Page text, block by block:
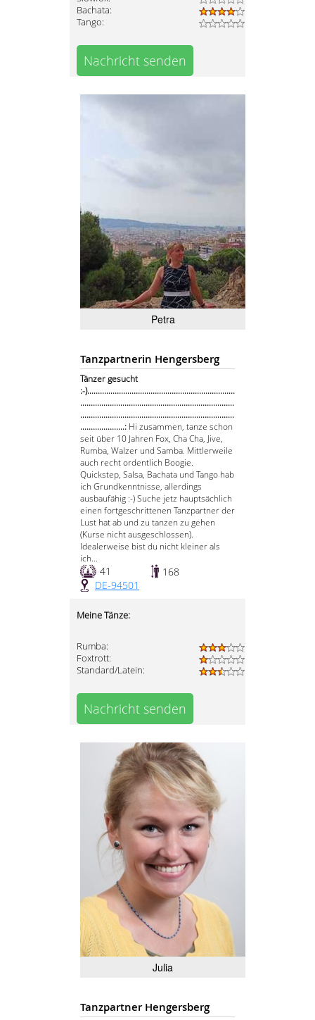
Bachata:
Tango:
Nachricht senden
Petra
Tanzpartnerin Hengersberg
Tänzer gesucht
:-)......................................................................
.........................................................................
.........................................................................
.....................: Hi zusammen, tanze schon
seit über 10 Jahren Fox, Cha Cha, Jive,
Rumba, Walzer und Samba. Mittlerweile
auch recht ordentlich Boogie.
Quickstep, Salsa, Bachata und Tango hab
ich Grundkenntnisse, allerdings
ausbaufähig :-) Suche jetz hauptsächlich
einen fortgeschrittenen Tanzpartner der
Lust hat ab und zu tanzen zu gehen
(Kurse nicht ausgeschlossen).
Idealerweise bist du nicht kleiner als
ich...
41
168
DE-94501
Meine Tänze:
Rumba:
Foxtrott:
Standard/Latein:
Nachricht senden
Julia
Tanzpartner Hengersberg